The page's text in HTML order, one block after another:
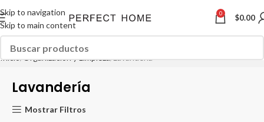
Skip to navigation
Skip to main content
0 $0.00
Inicio Organización y Limpieza Lavandería
Lavandería
Mostrar Filtros